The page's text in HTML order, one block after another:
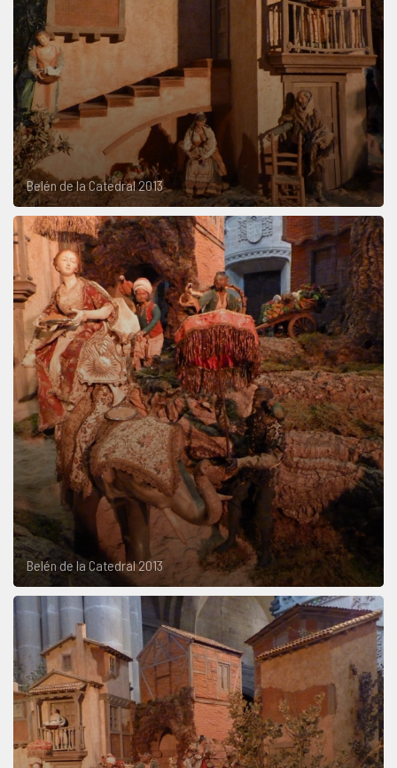
Belén de la Catedral 2013
Belén de la Catedral 2013